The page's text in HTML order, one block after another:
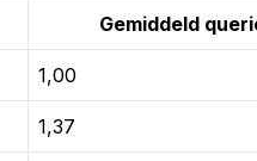
Gemiddeld
1,00
1,37